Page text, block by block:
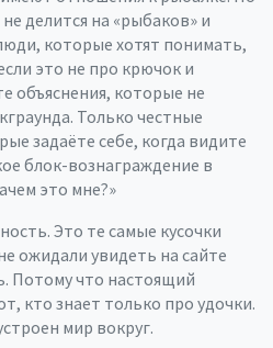
делится на «рыбаков» и
которые хотят понимать,
это не про крючок и
объяснения, которые не
Только честные
задаёте себе, когда видите
блок-вознаграждение в
это мне?»
Это те самые кусочки
ожидали увидеть на сайте
Потому что настоящий
кто знает только про удочки.
мир вокруг.